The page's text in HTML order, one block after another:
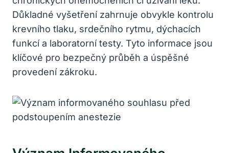
Důkladné vyšetření zahrnuje obvykle kontrolu
krevního tlaku, srdečního rytmu, dýchacích
funkcí a laboratorní testy. Tyto informace jsou
klíčové pro bezpečný průběh a úspěšné
provedení zákroku.